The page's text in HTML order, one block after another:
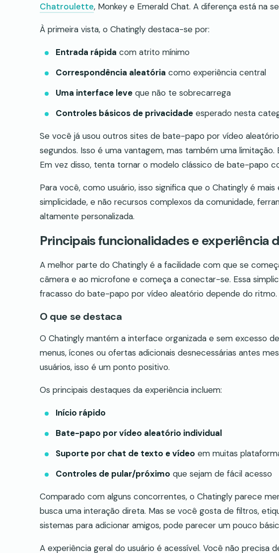
Chatroulette, Monkey e Emerald Chat. A diferença está na
À primeira vista, o Chatingly destaca-se por:
Entrada rápida com atrito mínimo
Correspondência aleatória como experiência central
Uma interface leve que não te sobrecarrega
Controles básicos de privacidade esperado nesta
Se você já usou outros sites de bate-papo por vídeo
segundos. Isso é uma vantagem, mas também uma
Em vez disso, tenta tornar o modelo clássico de bate-papo
Para você, como usuário, isso significa que o Chatingly é
simplicidade, e não recursos complexos da comunidade,
altamente personalizada.
Principais funcionalidades e experiência
A melhor parte do Chatingly é a facilidade com que se
câmera e ao microfone e começa a conectar-se. Essa
fracasso do bate-papo por vídeo aleatório depende do ritmo.
O que se destaca
O Chatingly mantém a interface organizada e sem excesso
menus, ícones ou ofertas adicionais desnecessárias antes
usuários, isso é um ponto positivo.
Os principais destaques da experiência incluem:
Início rápido
Bate-papo por vídeo aleatório individual
Suporte por chat de texto e vídeo em muitas
Controles de pular/próximo que sejam de fácil acesso
Comparado com alguns concorrentes, o Chatingly parece
busca uma interação direta. Mas se você gosta de filtros,
sistemas para adicionar amigos, pode parecer um pouco
A experiência geral do usuário é acessível. Você não precisa